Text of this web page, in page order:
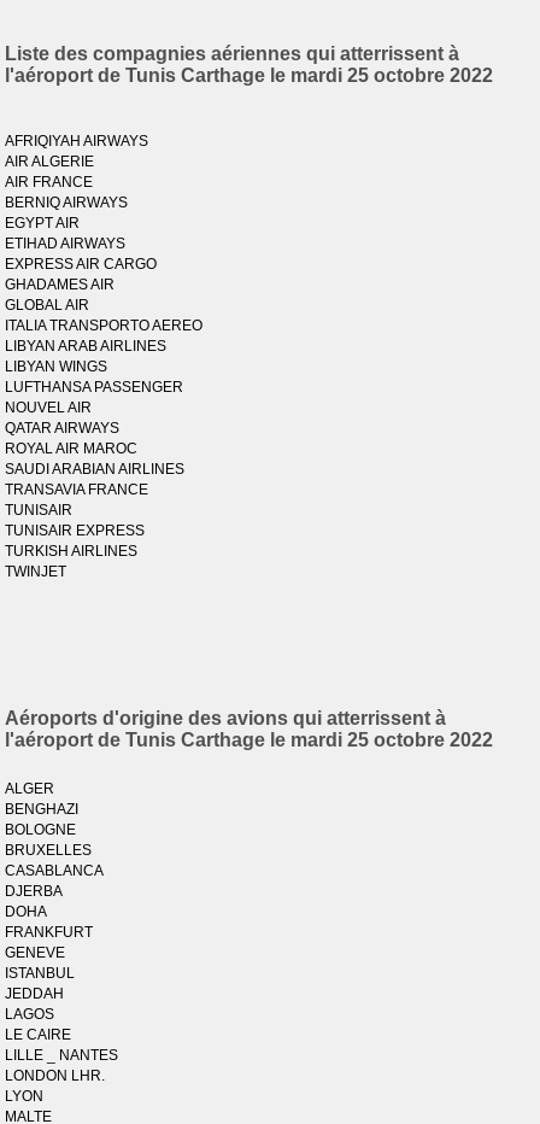
Liste des compagnies aériennes qui atterrissent à
l'aéroport de Tunis Carthage le mardi 25 octobre 2022
AFRIQIYAH AIRWAYS
AIR ALGERIE
AIR FRANCE
BERNIQ AIRWAYS
EGYPT AIR
ETIHAD AIRWAYS
EXPRESS AIR CARGO
GHADAMES AIR
GLOBAL AIR
ITALIA TRANSPORTO AEREO
LIBYAN ARAB AIRLINES
LIBYAN WINGS
LUFTHANSA PASSENGER
NOUVEL AIR
QATAR AIRWAYS
ROYAL AIR MAROC
SAUDI ARABIAN AIRLINES
TRANSAVIA FRANCE
TUNISAIR
TUNISAIR EXPRESS
TURKISH AIRLINES
TWINJET
Aéroports d'origine des avions qui atterrissent à
l'aéroport de Tunis Carthage le mardi 25 octobre 2022
ALGER
BENGHAZI
BOLOGNE
BRUXELLES
CASABLANCA
DJERBA
DOHA
FRANKFURT
GENEVE
ISTANBUL
JEDDAH
LAGOS
LE CAIRE
LILLE _ NANTES
LONDON LHR.
LYON
MALTE